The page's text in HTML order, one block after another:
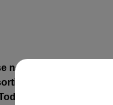
nation,
tout au long de
Edwards,